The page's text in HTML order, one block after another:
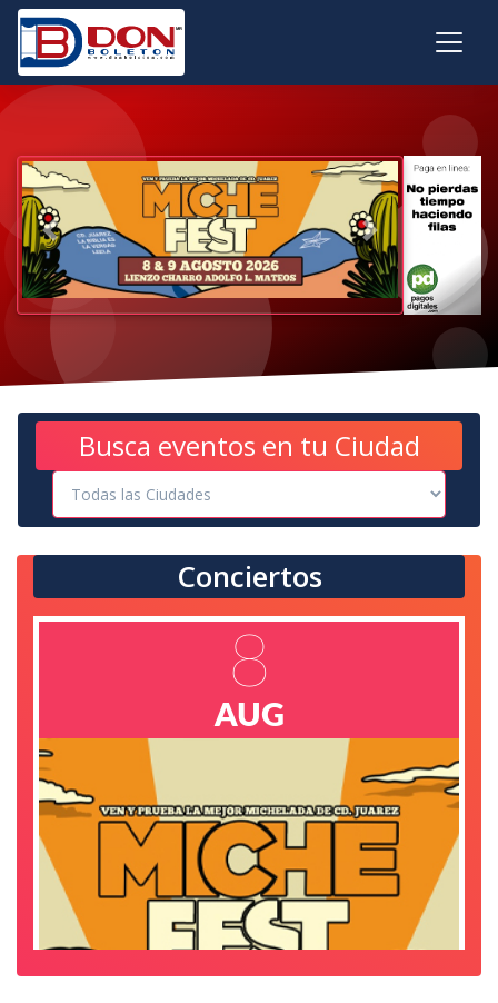
Previous Next
Busca eventos en tu Ciudad
Conciertos
8
AUG